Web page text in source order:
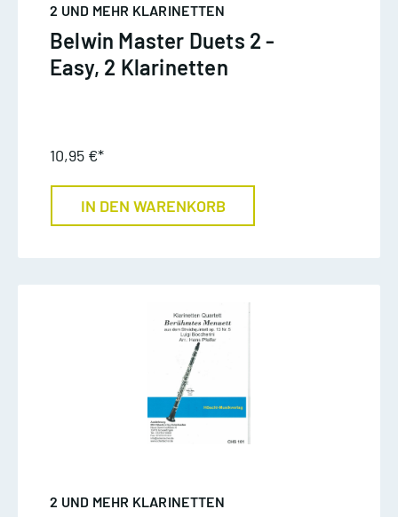
2 UND MEHR KLARINETTEN
Belwin Master Duets 2 -
Easy, 2 Klarinetten
10,95 €*
IN DEN WARENKORB
2 UND MEHR KLARINETTEN